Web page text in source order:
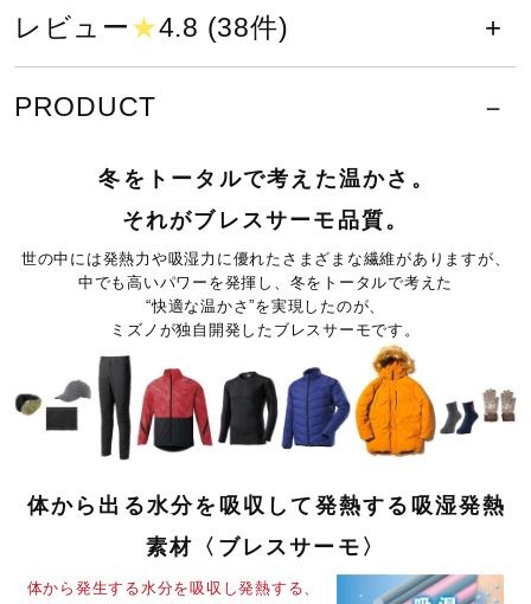
直営店一覧
取扱店一覧
09）11）XS、S、M、L、XL、2XL、3XL
90）S、M、L、XL、2XL、3XL
カラー
09：ブラック
11：ディープネイビー
表地：ポリエステル100％
裏地
本体：ポリエステル100％
後身頃上部：ポリエステル94％、合成繊維（ブレスサー
モ）6％
レビュー★4.8 (38件)
PRODUCT
冬をトータルで考えた温かさ。
それがブレスサーモ品質。
世の中には発熱力や吸湿力に優れたさまざまな繊維がありますが、
中でも高いパワーを発揮し、冬をトータルで考えた
“快適な温かさ”を実現したのが、
ミズノが独自開発したブレスサーモです。
体から出る水分を吸収して発熱する 吸湿発熱
素材〈ブレスサーモ〉
体から発生する水分を吸収し発熱する、